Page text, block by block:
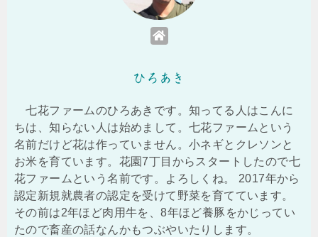
ひろあき
七花ファームのひろあきです。知ってる人はこんに
ちは、知らない人は始めまして。七花ファームという
名前だけど花は作っていません。小ネギとクレソンと
お米を育ています。花園7丁目からスタートしたので七
花ファームという名前です。よろしくね。 2017年から
認定新規就農者の認定を受けて野菜を育てています。
その前は2年ほど肉用牛を、8年ほど養豚をかじってい
たので畜産の話なんかもつぶやいたりします。